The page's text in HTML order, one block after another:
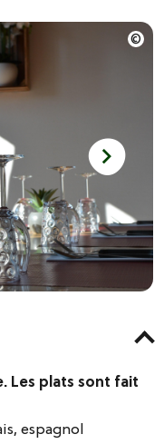
Les plats sont fait
espagnol